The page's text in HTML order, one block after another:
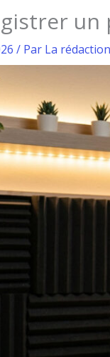
un
/ Par La rédaction